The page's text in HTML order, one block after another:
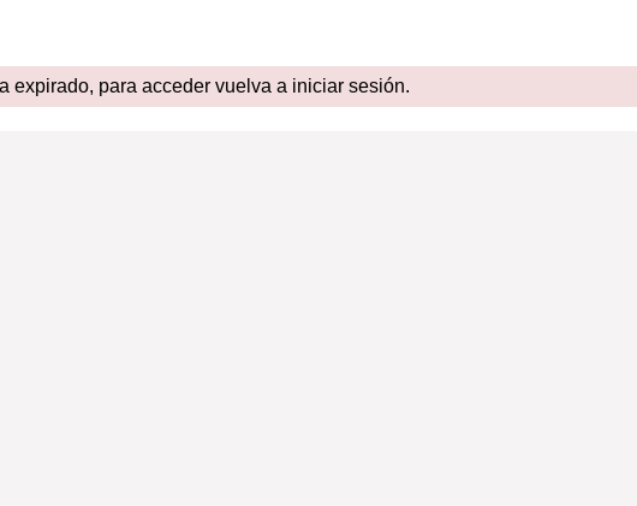
expirado, para acceder vuelva a iniciar sesión.